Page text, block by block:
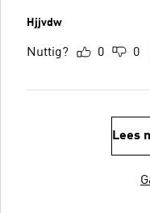
Hjjvdw
Nuttig? 0 0
Lees